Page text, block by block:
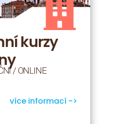
kurzy
/ ONLINE
více informací ->